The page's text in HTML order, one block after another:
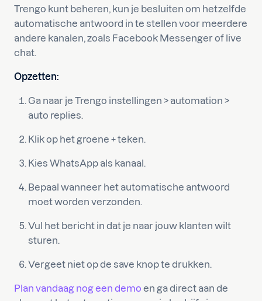
Trengo kunt beheren, kun je besluiten om hetzelfde
automatische antwoord in te stellen voor meerdere
andere kanalen, zoals Facebook Messenger of live
chat.
Opzetten:
Ga naar je Trengo instellingen > automation >
auto replies.
Klik op het groene + teken.
Kies WhatsApp als kanaal.
Bepaal wanneer het automatische antwoord
moet worden verzonden.
Vul het bericht in dat je naar jouw klanten wilt
sturen.
Vergeet niet op de save knop te drukken.
Plan vandaag nog een demo en ga direct aan de